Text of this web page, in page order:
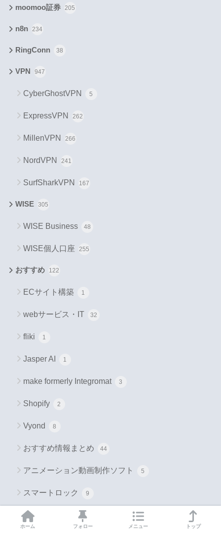
moomoo証券 205
n8n 234
RingConn 38
VPN 947
CyberGhostVPN 5
ExpressVPN 262
MillenVPN 266
NordVPN 241
SurfSharkVPN 167
WISE 305
WISE Business 48
WISE個人口座 255
おすすめ 122
ECサイト構築 1
webサービス・IT 32
fliki 1
Jasper AI 1
make formerly Integromat 3
Shopify 2
Vyond 8
おすすめ情報まとめ 44
アニメーション動画制作ソフト 5
スマートロック 9
ノーコード
ホーム フォロー メニュー トップ